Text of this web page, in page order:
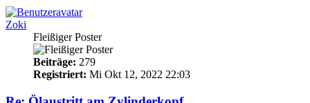
Zoki
Fleißiger Poster
Beiträge: 279
Registriert: Mi Okt 12, 2022 22:03